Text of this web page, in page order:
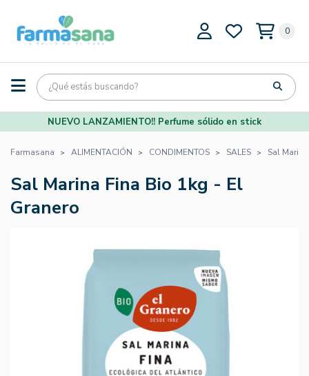
0
NUEVO LANZAMIENTO!! Perfume sólido en stick
Farmasana ALIMENTACIÓN CONDIMENTOS SALES Sal
Sal Marina Fina Bio 1kg - El
Granero